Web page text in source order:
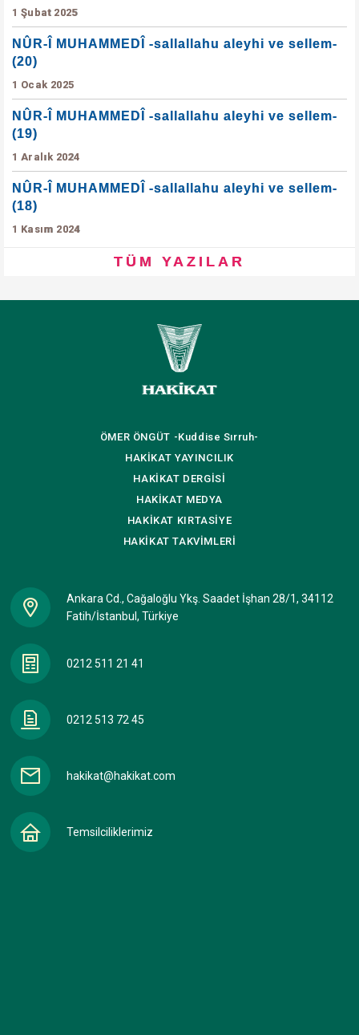
1 Şubat 2025
NÛR-Î MUHAMMEDÎ -sallallahu aleyhi ve sellem-
(20)
1 Ocak 2025
NÛR-Î MUHAMMEDÎ -sallallahu aleyhi ve sellem-
(19)
1 Aralık 2024
NÛR-Î MUHAMMEDÎ -sallallahu aleyhi ve sellem-
(18)
1 Kasım 2024
TÜM YAZILAR
ÖMER ÖNGÜT -Kuddise Sırruh-
HAKİKAT YAYINCILIK
HAKİKAT DERGİSİ
HAKİKAT MEDYA
HAKİKAT KIRTASİYE
HAKİKATTAKVİMLERİ
Ankara Cd., Cağaloğlu Ykş. Saadet İşhan 28/1, 34112
Fatih/İstanbul, Türkiye
0212 511 21 41
0212 513 72 45
hakikat@hakikat.com
Temsilciliklerimiz